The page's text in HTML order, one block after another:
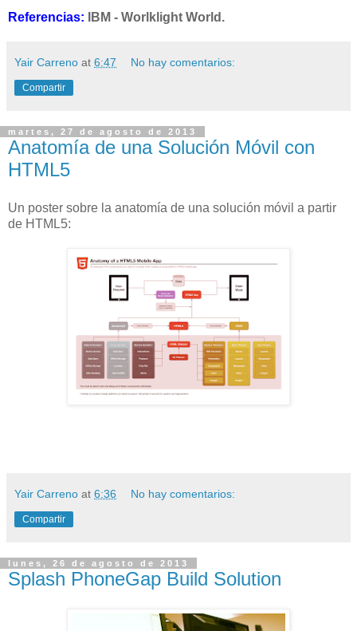
Referencias: IBM - Worlklight World.
Yair Carreno at 6:47 No hay comentarios:
Compartir
martes, 27 de agosto de 2013
Anatomía de una Solución Móvil con
HTML5
Un poster sobre la anatomía de una solución móvil a partir
de HTML5:
Yair Carreno at 6:36 No hay comentarios:
Compartir
lunes, 26 de agosto de 2013
Splash PhoneGap Build Solution